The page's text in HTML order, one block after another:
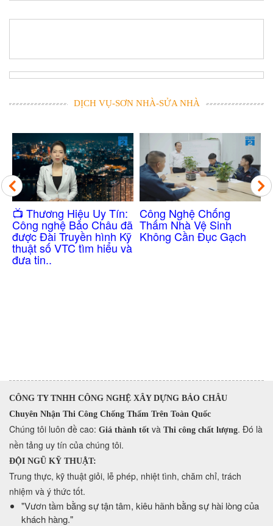
DỊCH VỤ-SƠN NHÀ-SỬA NHÀ
​📺 Thương Hiệu Uy Tín:
Công nghệ Bảo Châu đã
được Đài Truyền hình Kỹ
thuật số VTC tìm hiểu và
đưa tin..
Công Nghệ Chống
Thấm Nhà Vệ Sinh
Không Cần Đục Gạch
CÔNG TY TNHH CÔNG NGHỆ XÂY DỰNG BẢO CHÂU
Chuyên Nhận Thi Công Chống Thấm Trên Toàn Quốc
​Chúng tôi luôn đề cao: Giá thành tốt và Thi công chất lượng. Đó là
nền tảng uy tín của chúng tôi.
ĐỘI NGŨ KỸ THUẬT:
Trung thực, kỹ thuật giỏi, lễ phép, nhiệt tình, chăm chỉ, trách
nhiệm và ý thức tốt.
​"Vươn tầm bằng sự tận tâm, kiêu hãnh bằng sự hài lòng của
khách hàng."